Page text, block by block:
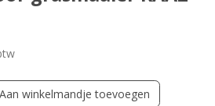
Aan winkelmandje toevoegen